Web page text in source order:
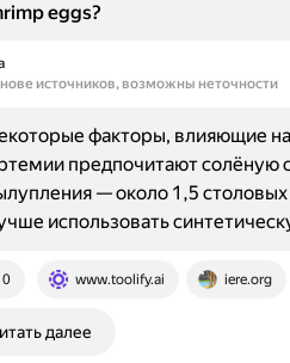
eggs?
источников, возможны неточности
0 www.toolify.ai iere.org
факторы, влияющие
предпочитают солёную
— около 1,5
использовать
далее